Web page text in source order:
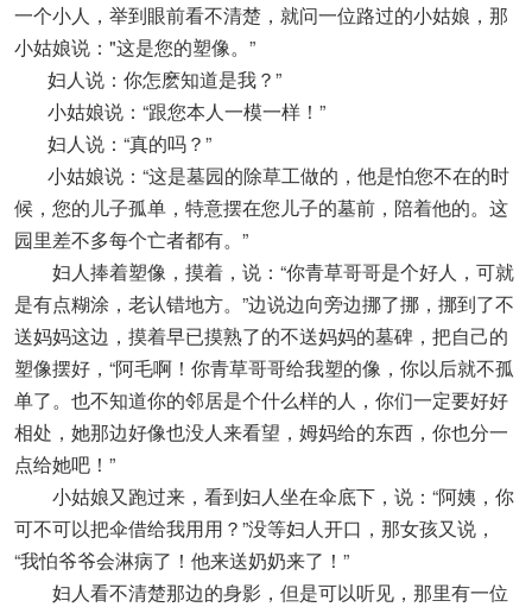
一个小人，举到眼前看不清楚，就问一位路过的小姑娘，那
小姑娘说："这是您的塑像。”
妇人说：你怎麽知道是我？”
小姑娘说：“跟您本人一模一样！”
妇人说：“真的吗？”
小姑娘说：“这是墓园的除草工做的，他是怕您不在的时
候，您的儿子孤单，特意摆在您儿子的墓前，陪着他的。这
园里差不多每个亡者都有。”
妇人捧着塑像，摸着，说：“你青草哥哥是个好人，可就
是有点糊涂，老认错地方。”边说边向旁边挪了挪，挪到了不
送妈妈这边，摸着早已摸熟了的不送妈妈的墓碑，把自己的
塑像摆好，“阿毛啊！你青草哥哥给我塑的像，你以后就不孤
单了。也不知道你的邻居是个什么样的人，你们一定要好好
相处，她那边好像也没人来看望，姆妈给的东西，你也分一
点给她吧！”
小姑娘又跑过来，看到妇人坐在伞底下，说：“阿姨，你
可不可以把伞借给我用用？”没等妇人开口，那女孩又说，
“我怕爷爷会淋病了！他来送奶奶来了！”
妇人看不清楚那边的身影，但是可以听见，那里有一位